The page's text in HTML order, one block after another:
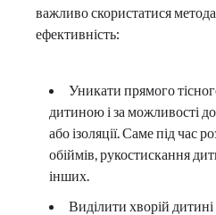
важливо скористатися
ефективність:
Уникати прямого
дитиною і за можливості
або ізоляції. Саме під час
обіймів, рукостискання
інших.
Виділити хворій